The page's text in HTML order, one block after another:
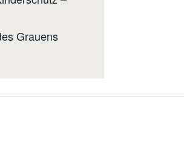
Grauens